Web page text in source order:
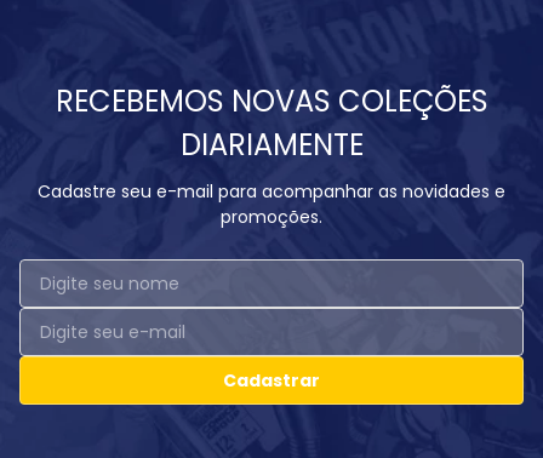
RECEBEMOS NOVAS COLEÇÕES
DIARIAMENTE
Cadastre seu e-mail para acompanhar as novidades e
promoções.
Cadastrar